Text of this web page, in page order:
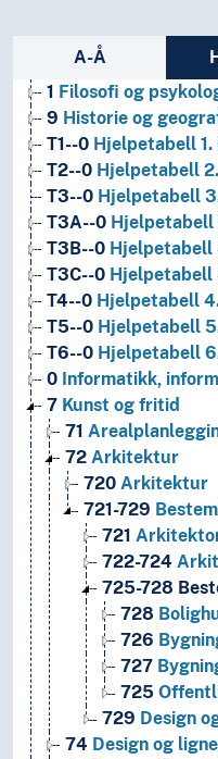
Sidefelt: navigér i
A-Å
1 Filosofi og
9 Historie og
T1--0 Hjelpetabell
T2--0 Hjelpetabell
T3--0 Hjelpetabell
T3A--0 Hjelpetabell
T3B--0 Hjelpetabell
T3C--0
T4--0 Hjelpetabell
T5--0 Hjelpetabell
T6--0 Hjelpetabell
0 Informatikk,
7 Kunst og fritid
71
72 Arkitektur
720 Arkitektur
721-729
721
722-724
725-728
728
726
727
725
729 Design
74 Design og